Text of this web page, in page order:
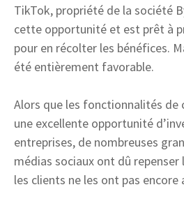
TikTok, propriété de la société
cette opportunité et est prêt à
pour en récolter les bénéfices.
été entièrement favorable.
Alors que les fonctionnalités de
une excellente opportunité
entreprises, de nombreuses
médias sociaux ont dû
les clients ne les ont pas encore